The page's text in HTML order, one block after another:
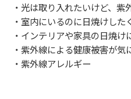
・光は取り入れたいけど、紫
・室内にいるのに日焼けした
・インテリアや家具の日焼け
・紫外線による健康被害が気
・紫外線アレルギー